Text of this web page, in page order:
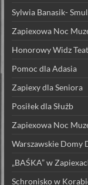
Sylwia Banasik-
Zapiexowa Noc
Honorowy Widz
Pomoc dla Adasia
Zapiexy dla Seniora
Posiłek dla Służb
Zapiexowa Noc
Warszawskie Domy
„BAŚKA” w
Schronisko w